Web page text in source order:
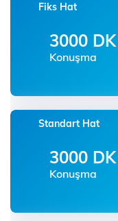
Fiks Hat
3000 DK
Konuşma
Standart Hat
3000 DK
Konuşma